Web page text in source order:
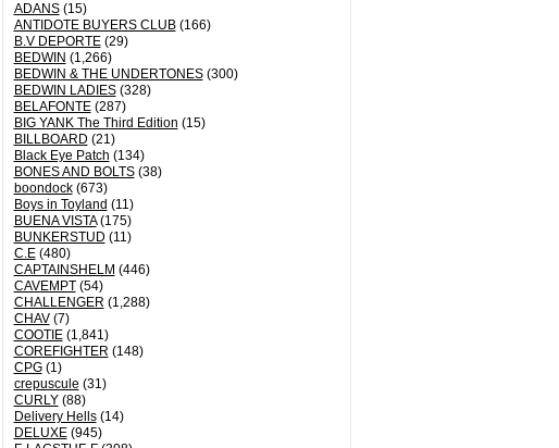
ADANS(15)
ANTIDOTE BUYERS CLUB(166)
B.V DEPORTE(29)
BEDWIN (1,266)
BEDWIN & THE UNDERTONES(300)
BEDWIN LADIES(328)
BELAFONTE(287)
BIG YANK The Third Edition (15)
BILLBOARD (21)
Black Eye Patch (134)
BONES AND BOLTS(38)
boondock(673)
Boys in Toyland (11)
BUENA VISTA(175)
BUNKERSTUD (11)
C.E(480)
CAPTAINSHELM (446)
CAVEMPT(54)
CHALLENGER (1,288)
CHAV(7)
COOTIE(1,841)
COREFIGHTER (148)
CPG(1)
crepuscule (31)
CURLY(88)
Delivery Hells(14)
DELUXE(945)